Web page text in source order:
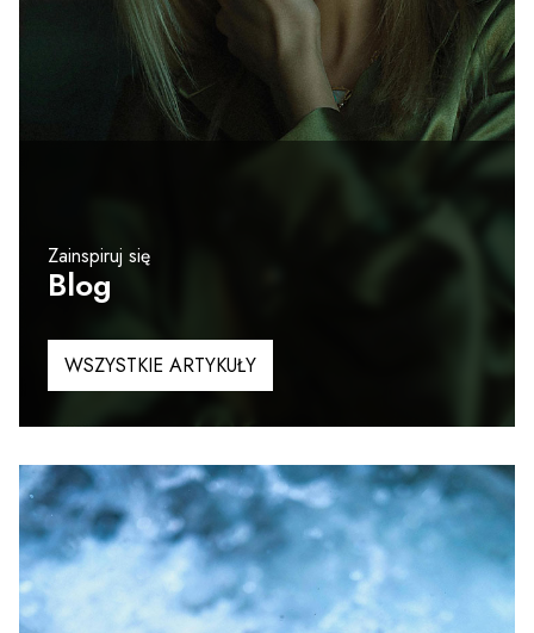
Zainspiruj się
Blog
WSZYSTKIE ARTYKUŁY